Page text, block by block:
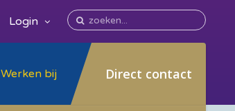
Login
Werken bij Direct contact